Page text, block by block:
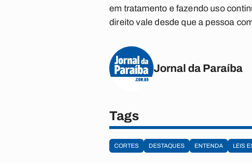
em tratamento e fazendo uso
direito vale desde que a pessoa
Jornal da Paraíba
Tags
CORTES DESTAQUES ENTENDA LEIS